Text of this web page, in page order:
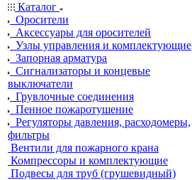
Каталог
Оросители
Аксессуары для оросителей
Узлы управления и комплектующие
Запорная арматура
Сигнализаторы и концевые
выключатели
Грувлочные соединения
Пенное пожаротушение
Регуляторы давления, расходомеры,
фильтры
Вентили для пожарного крана
Компрессоры и комплектующие
Подвесы для труб (грушевидный)